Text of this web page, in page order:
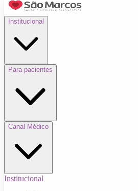
Institucional
Para pacientes
Canal Médico
Institucional